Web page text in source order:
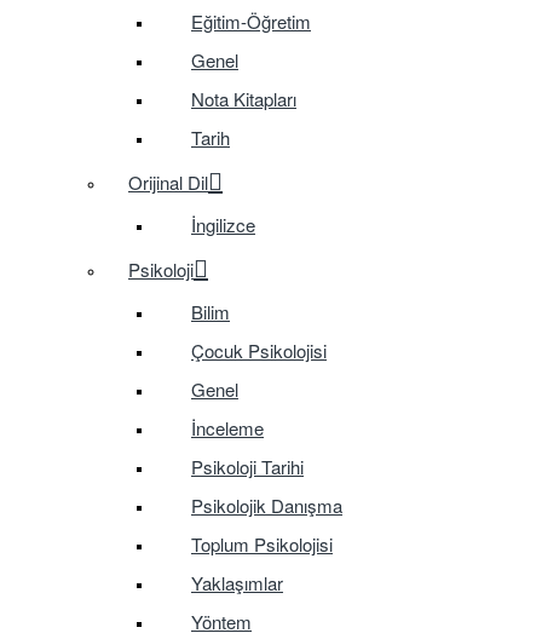
Eğitim-Öğretim
Genel
Nota Kitapları
Tarih
Orijinal Dil
İngilizce
Psikoloji
Bilim
Çocuk Psikolojisi
Genel
İnceleme
Psikoloji Tarihi
Psikolojik Danışma
Toplum Psikolojisi
Yaklaşımlar
Yöntem